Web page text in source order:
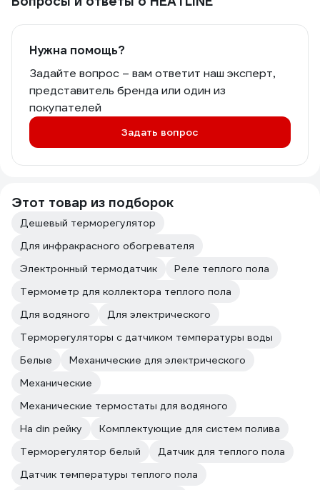
Нужна помощь?
Задайте вопрос – вам ответит наш эксперт,
представитель бренда или один из
покупателей
Задать вопрос
Этот товар из подборок
Дешевый терморегулятор
Для инфракрасного обогревателя
Электронный термодатчик
Реле теплого пола
Термометр для коллектора теплого пола
Для водяного
Для электрического
Терморегуляторы с датчиком температуры воды
Белые
Механические для электрического
Механические
Механические термостаты для водяного
На din рейку
Комплектующие для систем полива
Терморегулятор белый
Датчик для теплого пола
Датчик температуры теплого пола